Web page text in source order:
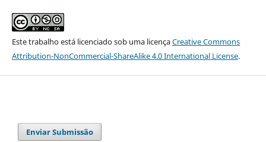
Este trabalho está licenciado sob uma licençaCreative Commons
Attribution-NonCommercial-ShareAlike 4.0 International License.
Enviar Submissão